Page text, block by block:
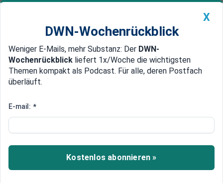
Newsticker MEIN DWN: Geldanlage Premium
Edelmetalle DWN-Magazin China
Leises Industriesterben: Droht
Alarmierende Zahlen: Alle drei Minuten schließt
ein Unternehmen! Lesen Sie, welche Branchen
am stärksten betroffen sind und was das für die
X
DWN-Wochenrückblick
Weniger E-Mails, mehr Substanz: Der DWN-
Wochenrückblick liefert 1x/Woche die wichtigsten
Themen kompakt als Podcast. Für alle, deren Postfach
überläuft.
E-mail: *
Kostenlos abonnieren »